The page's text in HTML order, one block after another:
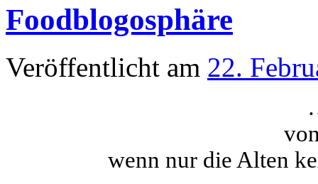
Foodblogosphäre
Veröffentlicht am 22.
wenn nur die Alten